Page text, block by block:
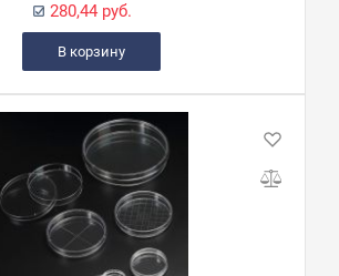
280,44 руб.
В корзину